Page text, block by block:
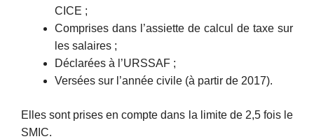
CICE ;
Comprises dans l’assiette de calcul de taxe sur
les salaires ;
Déclarées à l’URSSAF ;
Versées sur l’année civile (à partir de 2017).
Elles sont prises en compte dans la limite de 2,5 fois le
SMIC.